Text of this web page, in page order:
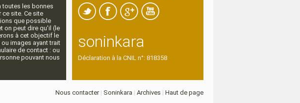
toutes les bonnes
site. Ce site
que possible
on peut dire qu'il (le
à cet objectif le
images ayant trait
de contact : ou
pouvant nous
soninkara
Déclaration à la CNIL n°: 818358
Nous contacter| Soninkara | Archives | Haut de page